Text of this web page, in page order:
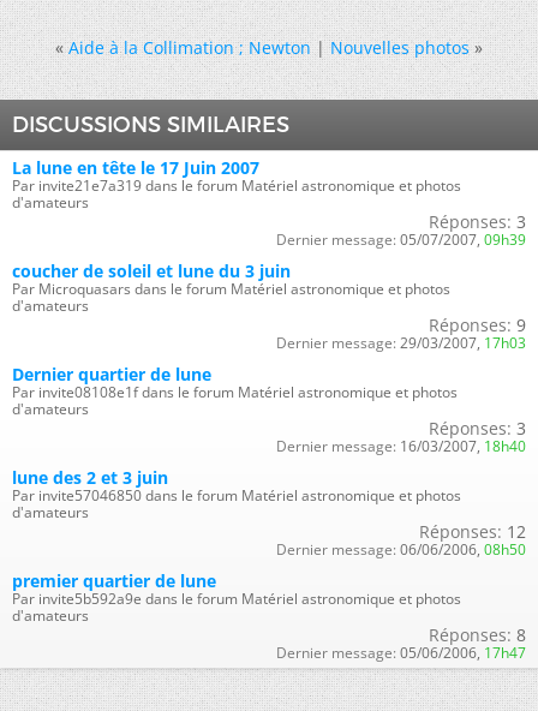
« Aide à la Collimation ; Newton|Nouvelles photos »
DISCUSSIONS SIMILAIRES
La lune en tête le 17 Juin 2007
Par invite21e7a319 dans le forum Matériel astronomique et photos
d'amateurs
Réponses: 3
Dernier message: 05/07/2007, 09h39
coucher de soleil et lune du 3 juin
Par Microquasars dans le forum Matériel astronomique et photos
d'amateurs
Réponses: 9
Dernier message: 29/03/2007, 17h03
Dernier quartier de lune
Par invite08108e1f dans le forum Matériel astronomique et photos
d'amateurs
Réponses: 3
Dernier message: 16/03/2007, 18h40
lune des 2 et 3 juin
Par invite57046850 dans le forum Matériel astronomique et photos
d'amateurs
Réponses: 12
Dernier message: 06/06/2006, 08h50
premier quartier de lune
Par invite5b592a9e dans le forum Matériel astronomique et photos
d'amateurs
Réponses: 8
Dernier message: 05/06/2006, 17h47